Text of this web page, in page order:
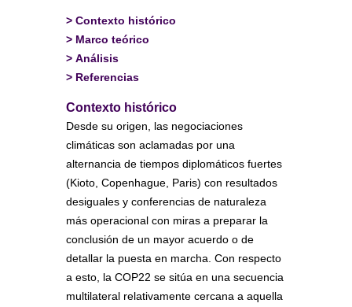
> Contexto histórico
> Marco teórico
> Análisis
> Referencias
Contexto histórico
Desde su origen, las negociaciones
climáticas son aclamadas por una
alternancia de tiempos diplomáticos fuertes
(Kioto, Copenhague, Paris) con resultados
desiguales y conferencias de naturaleza
más operacional con miras a preparar la
conclusión de un mayor acuerdo o de
detallar la puesta en marcha. Con respecto
a esto, la COP22 se sitúa en una secuencia
multilateral relativamente cercana a aquella